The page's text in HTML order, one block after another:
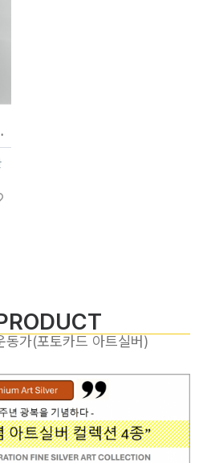
99.99% 실버코인
가(포토카드 아트실버)